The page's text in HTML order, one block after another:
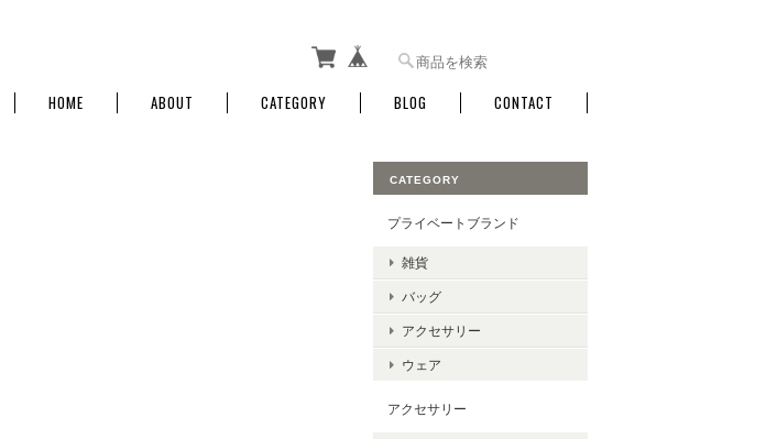
HOME ABOUT CATEGORY BLOG CONTACT
CATEGORY
プライベートブランド
雑貨
バッグ
アクセサリー
ウェア
アクセサリー